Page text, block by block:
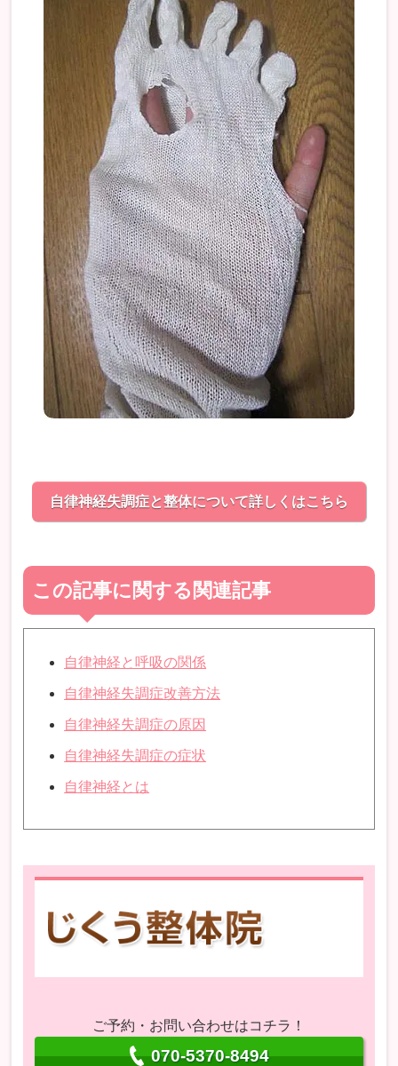
自律神経失調症と整体について詳しくはこちら
この記事に関する関連記事
自律神経と呼吸の関係
自律神経失調症改善方法
自律神経失調症の原因
自律神経失調症の症状
自律神経とは
ご予約・お問い合わせはコチラ！
070-5370-8494